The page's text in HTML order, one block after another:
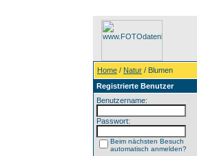
Home / Natur / Blumen
Registrierte Benutzer
Benutzername:
Passwort:
Beim nächsten Besuch
automatisch anmelden?